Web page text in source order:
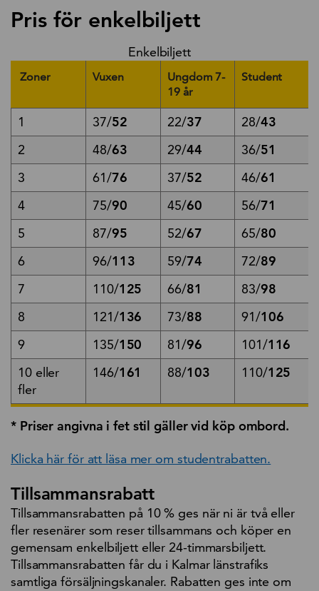
Pris för enkelbiljett
Enkelbiljett
Zoner Vuxen
Ungdom 7-
19 år
Student
1 37/52 22/37 28/43
2
48/63 29/44 36/51
3
61/76 37/52 46/61
4
75/90 45/60 56/71
5
87/95 52/67 65/80
6
96/113 59/74 72/89
7
110/125 66/81 83/98
8
121/136 73/88 91/106
9
135/150 81/96 101/116
10 eller
fler
146/161 88/103 110/125
* Priser angivna i fet stil gäller vid köp ombord.
Klicka här för att läsa mer om studentrabatten.
Tillsammansrabatt
Tillsammansrabatten på 10 % ges när ni är två eller
fler resenärer som reser tillsammans och köper en
gemensam enkelbiljett eller 24-timmarsbiljett.
Tillsammansrabatten får du i Kalmar länstrafiks
samtliga försäljningskanaler. Rabatten ges inte om